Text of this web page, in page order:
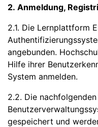
2. Anmeldung,
2.1. Die Lernplattform
angebunden.
Hilfe ihrer
System anmelden.
2.2. Die
gespeichert und